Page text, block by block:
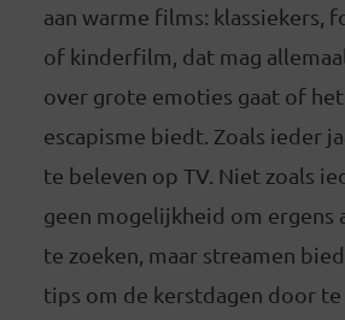
aan warme films: klassiekers,
of kinderfilm, dat mag
over grote emoties gaat of
escapisme biedt. Zoals ieder
te beleven op TV. Niet zoals
geen mogelijkheid om ergens
te zoeken, maar streamen
tips om de kerstdagen door te